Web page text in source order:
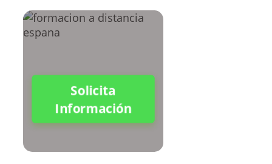
Solicita
Información